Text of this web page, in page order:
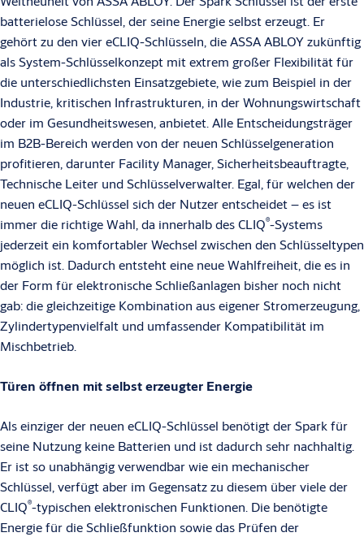
batterielose Schlüssel, der seine Energie selbst erzeugt. Er
gehört zu den vier eCLIQ-Schlüsseln, die ASSA ABLOY zukünftig
als System-Schlüsselkonzept mit extrem großer Flexibilität für
die unterschiedlichsten Einsatzgebiete, wie zum Beispiel in der
Industrie, kritischen Infrastrukturen, in der Wohnungswirtschaft
oder im Gesundheitswesen, anbietet. Alle Entscheidungsträger
im B2B-Bereich werden von der neuen Schlüsselgeneration
profitieren, darunter Facility Manager, Sicherheitsbeauftragte,
Technische Leiter und Schlüsselverwalter. Egal, für welchen der
neuen eCLIQ-Schlüssel sich der Nutzer entscheidet – es ist
immer die richtige Wahl, da innerhalb des CLIQ®-Systems
jederzeit ein komfortabler Wechsel zwischen den Schlüsseltypen
möglich ist. Dadurch entsteht eine neue Wahlfreiheit, die es in
der Form für elektronische Schließanlagen bisher noch nicht
gab: die gleichzeitige Kombination aus eigener Stromerzeugung,
Zylindertypenvielfalt und umfassender Kompatibilität im
Mischbetrieb.
Türen öffnen mit selbst erzeugter Energie
Als einziger der neuen eCLIQ-Schlüssel benötigt der Spark für
seine Nutzung keine Batterien und ist dadurch sehr nachhaltig.
Er ist so unabhängig verwendbar wie ein mechanischer
Schlüssel, verfügt aber im Gegensatz zu diesem über viele der
CLIQ®-typischen elektronischen Funktionen. Die benötigte
Energie für die Schließfunktion sowie das Prüfen der